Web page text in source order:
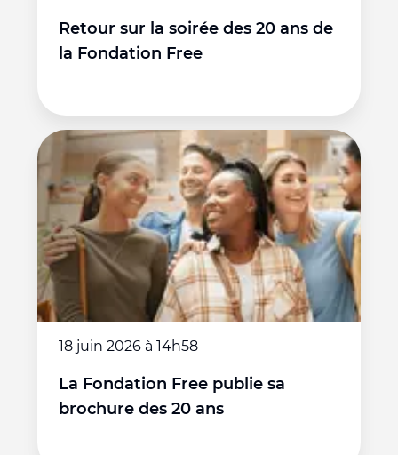
Retour sur la soirée des 20 ans de
la Fondation Free
18 juin 2026 à 14h58
La Fondation Free publie sa
brochure des 20 ans